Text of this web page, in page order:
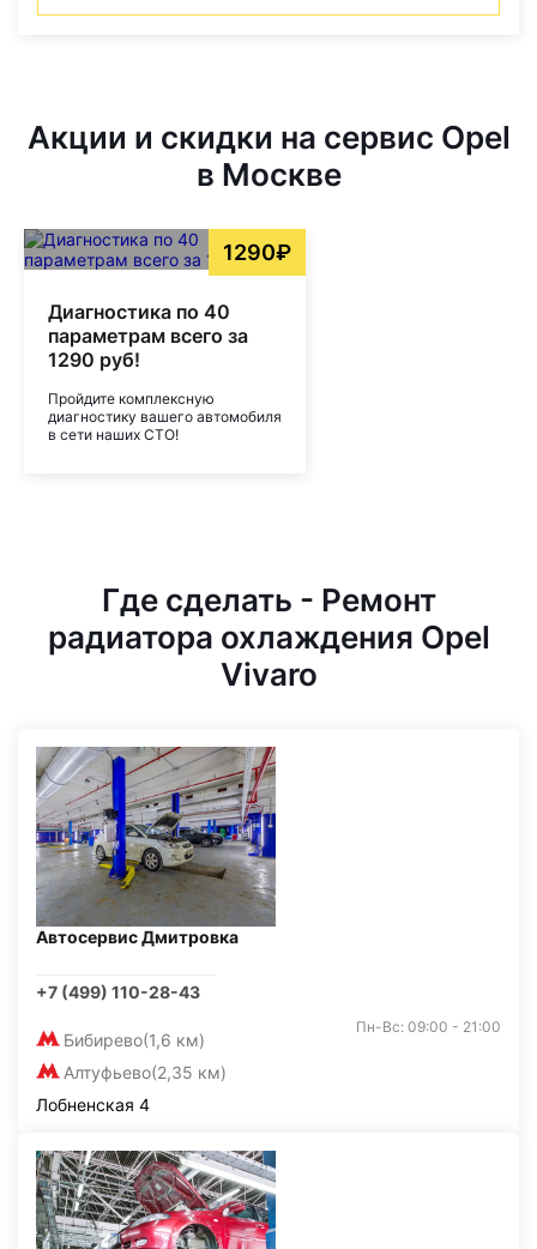
Акции и скидки на сервис Opel
в Москве
1290₽
Диагностика по 40
параметрам всего за
1290 руб!
Пройдите комплексную
диагностику вашего автомобиля
в сети наших СТО!
Где сделать - Ремонт
радиатора охлаждения Opel
Vivaro
Автосервис Дмитровка
+7 (499) 110-28-43
Бибирево(1,6 км)
Алтуфьево(2,35 км)
Пн-Вс: 09:00 - 21:00
Лобненская 4